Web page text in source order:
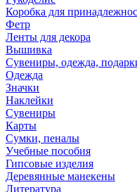
Коробка для
Фетр
Ленты для декора
Вышивка
Сувениры, одежда,
Одежда
Значки
Наклейки
Сувениры
Карты
Сумки, пеналы
Учебные пособия
Гипсовые изделия
Деревянные манекены
Литература